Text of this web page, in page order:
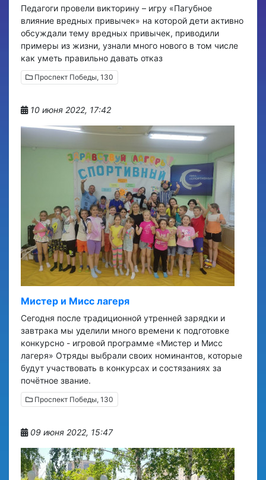
Педагоги провели викторину – игру «Пагубное
влияние вредных привычек» на которой дети активно
обсуждали тему вредных привычек, приводили
примеры из жизни, узнали много нового в том числе
как уметь правильно давать отказ
Проспект Победы, 130
10 июня 2022, 17:42
Мистер и Мисс лагеря
Сегодня после традиционной утренней зарядки и
завтрака мы уделили много времени к подготовке
конкурсно - игровой программе «Мистер и Мисс
лагеря»​ Отряды выбрали своих номинантов, которые
будут участвовать в конкурсах и состязаниях за
почётное звание.
Проспект Победы, 130
09 июня 2022, 15:47